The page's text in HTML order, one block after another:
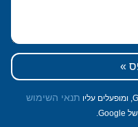
»
תנאי השימוש
של Google.